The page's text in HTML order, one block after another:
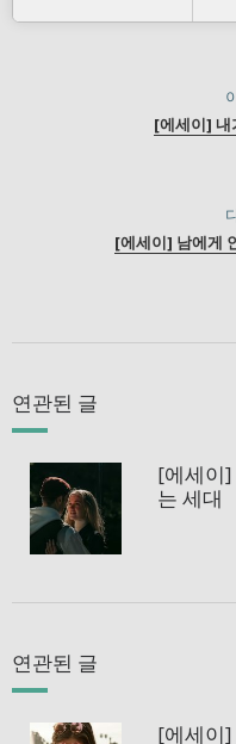
[에세이] 내
[에세이] 남에게
연관된 글
[에세이]
는 세대
연관된 글
[에세이]